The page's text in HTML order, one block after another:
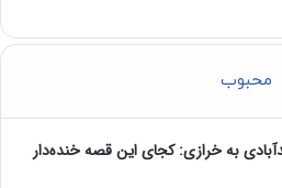
محبوب
به خرازی: کجای این قصه خنده‌دار